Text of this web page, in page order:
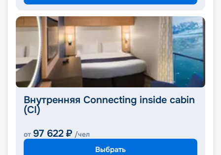
Внутренняя Connecting inside cabin
(CI)
от 97 622 ₽ /чел
Выбрать